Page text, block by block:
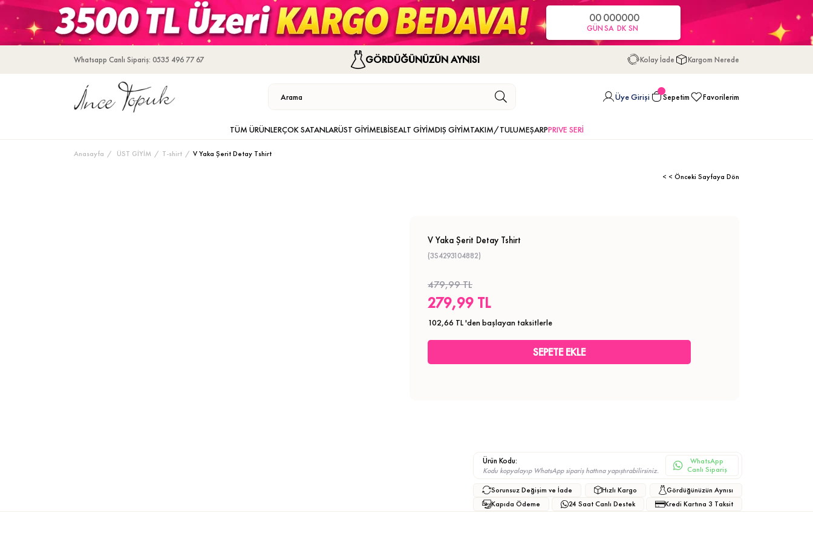
00
GÜN
00
SA
00
DK
00
SN
Whatsapp Canlı Sipariş: 0535 496 77 67 GÖRDÜĞÜNÜZÜN AYNISI Kolay İade Kargom Nerede
Üye Girişi Sepetim Favorilerim
TÜM ÜRÜNLERÇOK SATANLARÜST GİYİMELBİSEALT GİYİMDIŞ GİYİMTAKIM/TULUMEŞARPPRIVE SERİ
Anasayfa ÜST GİYİM T-shirt V Yaka Şerit Detay Tshirt
< < Önceki Sayfaya Dön
V Yaka Şerit Detay Tshirt
(3S4293104882)
479,99 TL
279,99 TL
102,66 TL'den başlayan taksitlerle
Ürün Kodu:
Kodu kopyalayıp WhatsApp sipariş hattına yapıştırabilirsiniz.
WhatsApp
Canlı Sipariş
Sorunsuz Değişim ve İade Hızlı Kargo
Gördüğünüzün Aynısı
Kapıda Ödeme
24 Saat Canlı Destek Kredi Kartına 3 Taksit